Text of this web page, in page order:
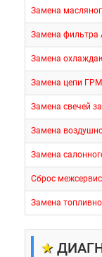
Замена
Замена фильтра
Замена
Замена цепи ГРМ
Замена свечей
Замена
Замена
Сброс
Замена
★